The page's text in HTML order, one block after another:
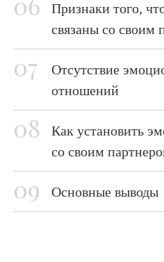
Признаки того,
связаны со своим
Отсутствие
отношений
Как установить
со своим
Основные выводы